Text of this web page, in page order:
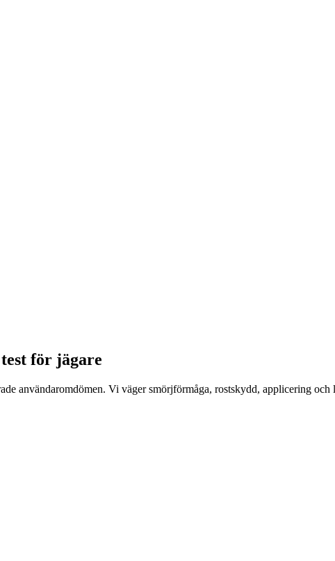
för jägare
användaromdömen. Vi väger smörjförmåga, rostskydd, applicering